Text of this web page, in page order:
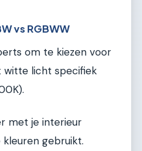
vs RGBWW
om te kiezen voor
witte licht specifiek
met je interieur
gebruikt.